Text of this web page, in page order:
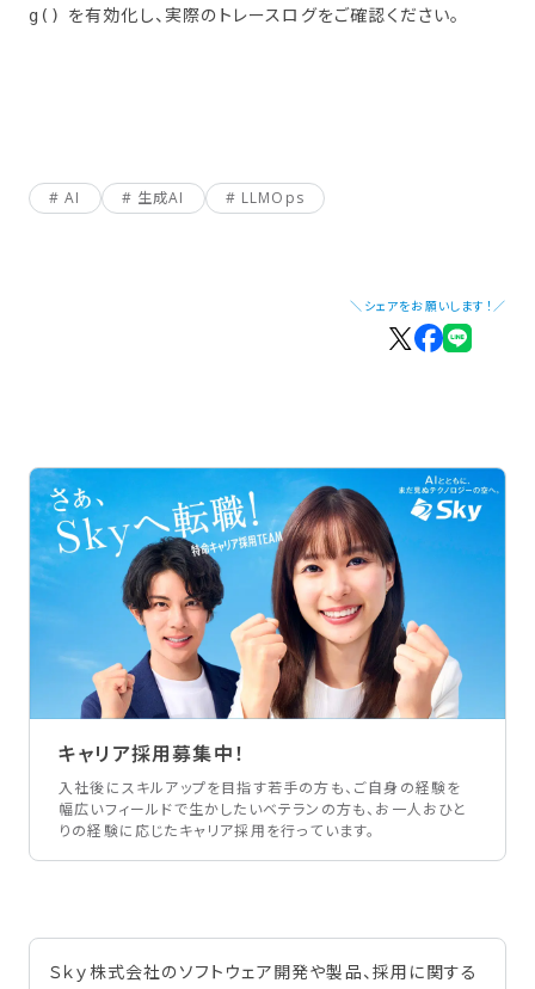
g()
を有効化し、実際のトレースログをご確認ください。
AI 生成AI LLMOps
＼シェアをお願いします！／
キャリア採用募集中！
入社後にスキルアップを目指す若手の方も、ご自身の経験を
幅広いフィールドで生かしたいベテランの方も、お一人おひと
りの経験に応じたキャリア採用を行っています。
Ｓｋｙ株式会社のソフトウェア開発や製品、採用に関する